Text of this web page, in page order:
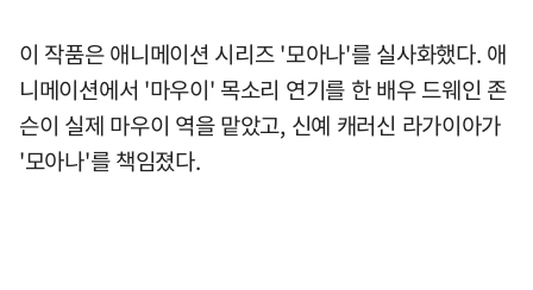
이 작품은 애니메이션 시리즈 '모아나'를 실사화했다. 애
니메이션에서 '마우이' 목소리 연기를 한 배우 드웨인 존
슨이 실제 마우이 역을 맡았고, 신예 캐러신 라가이아가
'모아나'를 책임졌다.